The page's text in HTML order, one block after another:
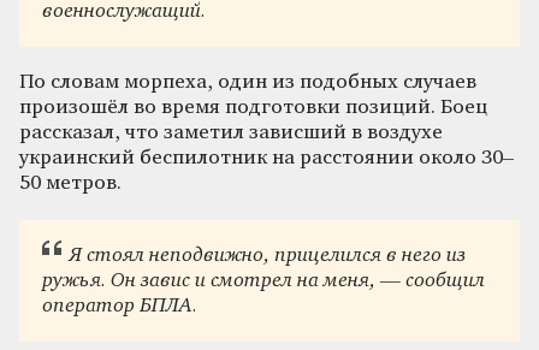
военнослужащий.
По словам морпеха, один из подобных случаев
произошёл во время подготовки позиций. Боец
рассказал, что заметил зависший в воздухе
украинский беспилотник на расстоянии около 30–
50 метров.
Я стоял неподвижно, прицелился в него из
ружья. Он завис и смотрел на меня, — сообщил
оператор БПЛА.